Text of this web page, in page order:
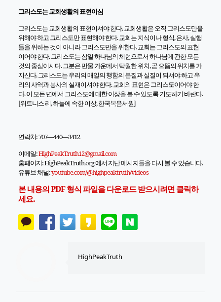
그리스도는 교회생활의 표현이심
그리스도는 교회생활의 표현이셔야 한다. 교회생활은 오직 그리스도만을
위해야 하고 그리스도만 표현해야 한다. 교회는 지식이나 형식, 은사, 실행
들을 위하는 것이 아니라 그리스도만을 위한다. 교회는 그리스도의 표현
이어야 한다. 그리스도는 삼일 하나님의 체현으로서 하나님에 관한 모든
것의 중심이시다. 그분은 만물 가운데서 탁월한 위치, 곧 으뜸의 위치를 가
지신다. 그리스도는 우리의 매일의 행함의 본질과 실질이 되셔야 하고 우
리의 사역과 봉사의 실재이셔야 한다. 교회의 표현은 그리스도이어야 한
다. 이 모든 면에서 그리스도에 대한 이상을 볼 수 있도록 기도하기 바란다.
[위트니스 리, 하늘에 속한 이상, 한국복음서원]
연락처: 707—440—3412
이메일:HighPeakTruth12@gmail.com
홈페이지: HighPeakTruth.org 에서 지난 메시지들을 다시 볼 수 있습니다.
유튜브 채널:youtube.com/@highpeaktruth/videos
본 내용의 PDF 형식 파일을 다운로드 받으시려면 클릭하
세요.
HighPeakTruth